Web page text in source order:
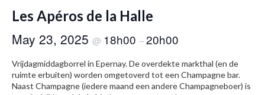
Les Apéros de la Halle
May 23, 2025 @ 18h00 –20h00
Vrijdagmiddagborrel in Epernay. De overdekte markthal (en de
ruimte erbuiten) worden omgetoverd tot een Champagne bar.
Naast Champagne (iedere maand een andere Champagneboer) is